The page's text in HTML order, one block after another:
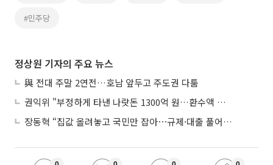
#민주당
정상원 기자의 주요 뉴스
與 전대 주말 2연전…호남 앞두고 주도권 다툼
권익위 "부정하게 타낸 나랏돈 1300억 원…환수액 역대 최대"
장동혁 “집값 올려놓고 국민만 잡아⋯규제·대출 풀어야”